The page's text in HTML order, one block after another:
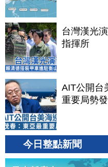
台灣漢光
指揮所
AIT公開台
重要局勢
今日整點新聞